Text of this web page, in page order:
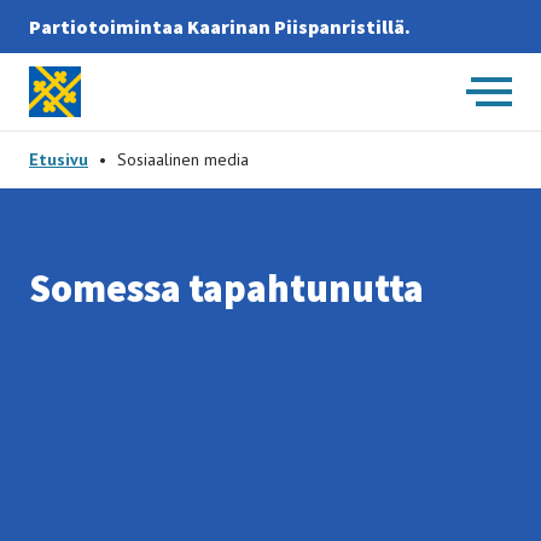
Partiotoimintaa Kaarinan Piispanristillä.
Etusivulle -
Etusivu • Sosiaalinen media
So­mes­sa ta­pah­tu­nut­ta